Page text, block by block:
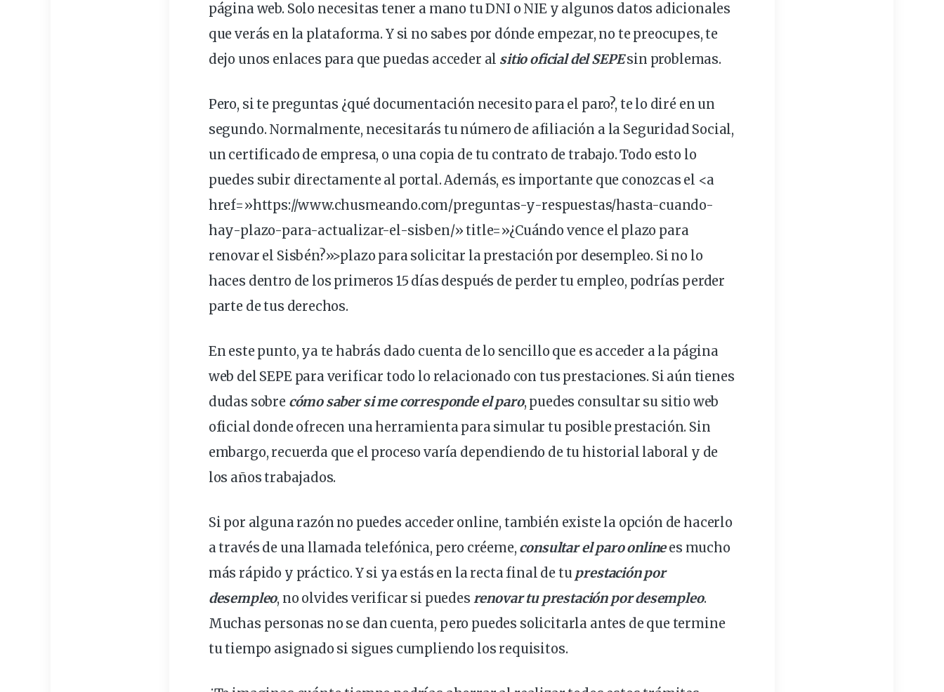
páginaweb. Solo necesitas tener a mano tu DNI o NIE y algunos datos adicionales
que verás en la plataforma. Y si no sabes por dónde empezar, no te preocupes, te
dejo unos enlaces para que puedas acceder al sitio oficialdel SEPEsin problemas.
Pero, si te preguntas ¿qué documentación necesito para el paro?, te lo diré en un
segundo. Normalmente, necesitarás tunúmero de afiliación a la Seguridad Social,
un certificado de empresa, o una copia de tu contrato de trabajo. Todo esto lo
puedes subir directamente al portal. Además, es importante que conozcas el <a
href=»https://www.chusmeando.com/preguntas-y-respuestas/hasta-cuando-
hay-plazo-para-actualizar-el-sisben/» title=»¿Cuándo vence el plazo para
renovar el Sisbén?»>plazo para solicitar la prestación por desempleo. Si no lo
haces dentro de los primeros 15 días después de perder tu empleo, podrías perder
parte de tus derechos.
En este punto, ya te habrás dado cuenta de lo sencillo que es acceder a la página
web del SEPEpara verificar todo lo relacionado con tus prestaciones. Si aún tienes
dudas sobre cómo saber si mecorrespondeel paro, puedes consultar su sitio web
oficial donde ofrecen una herramienta para simular tu posible prestación. Sin
embargo, recuerda que el proceso varía dependiendo de tu historial laboral y de
los años trabajados.
Si por alguna razón no puedes acceder online, también existe la opción de hacerlo
a través de una llamada telefónica, pero créeme, consultar el paro onlinees mucho
más rápido y práctico. Y si ya estás en la recta final de tu prestación por
desempleo, no olvides verificar si puedes renovar tu prestación por desempleo.
Muchas personas no se dan cuenta, pero puedes solicitarla antes de que termine
tu tiempo asignado si sigues cumpliendo los requisitos.